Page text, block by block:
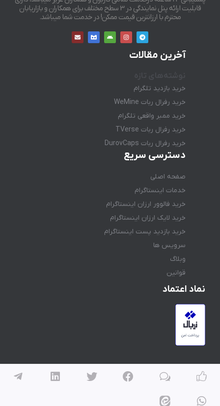
قابلیت ارائه پنل نمایندگی در 3 سطح مختلف برای همکاران و بازاریابان
محترم با ارزانترین قیمت ممکن! در خدمت شما میباشد.
آخرین مقالات
خرید بازدید تلگرام
خرید رفرال ربات WeMine
خرید ممبر واقعی تلگرام
خرید رفرال ربات TVerse
خرید رفرال ربات DurovCaps
دسترسی سریع
صفحه اصلی
خدمات اینستاگرام
خرید فالوور ارزان اینستاگرام
خرید لایک ارزان اینستاگرام
خرید بازدید پست اینستاگرام
سرویس ها
وبلاگ
قوانین
نماد اعتماد
باشد و هر گونه کپی برداری پیگرد قانونی دارد.